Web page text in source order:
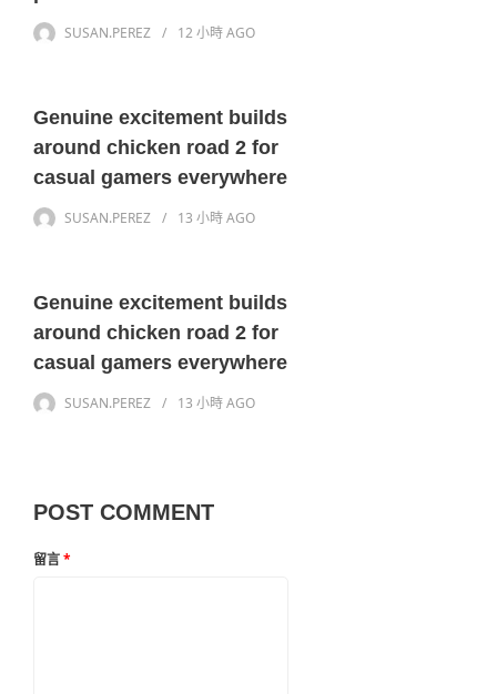
SUSAN.PEREZ 12 小時AGO
Genuine excitement builds
around chicken road 2 for
casual gamers everywhere
SUSAN.PEREZ 13 小時AGO
Genuine excitement builds
around chicken road 2 for
casual gamers everywhere
SUSAN.PEREZ 13 小時AGO
POST COMMENT
留言*